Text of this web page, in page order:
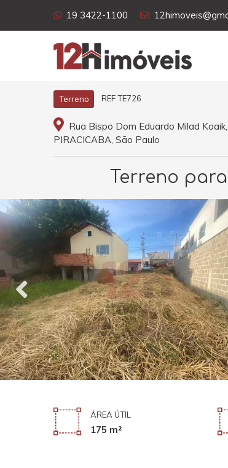
19 3422-1100
Terreno REF TE726
Rua Bispo Dom Eduardo Milad
PIRACICABA, São Paulo
Terreno
ÁREA ÚTIL
175 m²